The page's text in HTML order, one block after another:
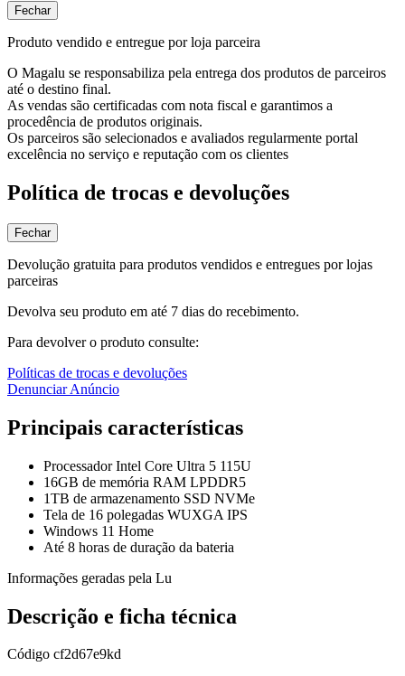
Fechar
Produto vendido e entregue por loja parceira
O Magalu se responsabiliza pela entrega dos produtos de parceiros
até o destino final.
As vendas são certificadas com nota fiscal e garantimos a
procedência de produtos originais.
Os parceiros são selecionados e avaliados regularmente portal
excelência no serviço e reputação com os clientes
Política de trocas e devoluções
Fechar
Devolução gratuita para produtos vendidos e entregues por lojas
parceiras
Devolva seu produto em até 7 dias do recebimento.
Para devolver o produto consulte:
Políticas de trocas e devoluções
Denunciar Anúncio
Principais características
Processador Intel Core Ultra 5 115U
16GB de memória RAM LPDDR5
1TB de armazenamento SSD NVMe
Tela de 16 polegadas WUXGA IPS
Windows 11 Home
Até 8 horas de duração da bateria
Informações geradas pela Lu
Descrição e ficha técnica
Código cf2d67e9kd